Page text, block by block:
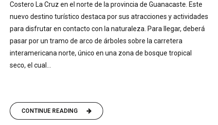
Costero La Cruz en el norte de la provincia de Guanacaste. Este
nuevo destino turístico destaca por sus atracciones y actividades
para disfrutar en contacto con la naturaleza. Para llegar, deberá
pasar por un tramo de arco de árboles sobre la carretera
interamericana norte, único en una zona de bosque tropical
seco, el cual...
CONTINUE READING